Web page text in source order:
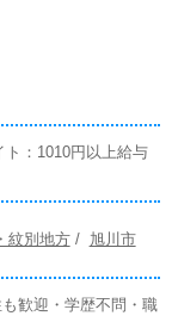
ト：1010円以上給与
紋別地方/ 旭川市
歓迎・学歴不問・職